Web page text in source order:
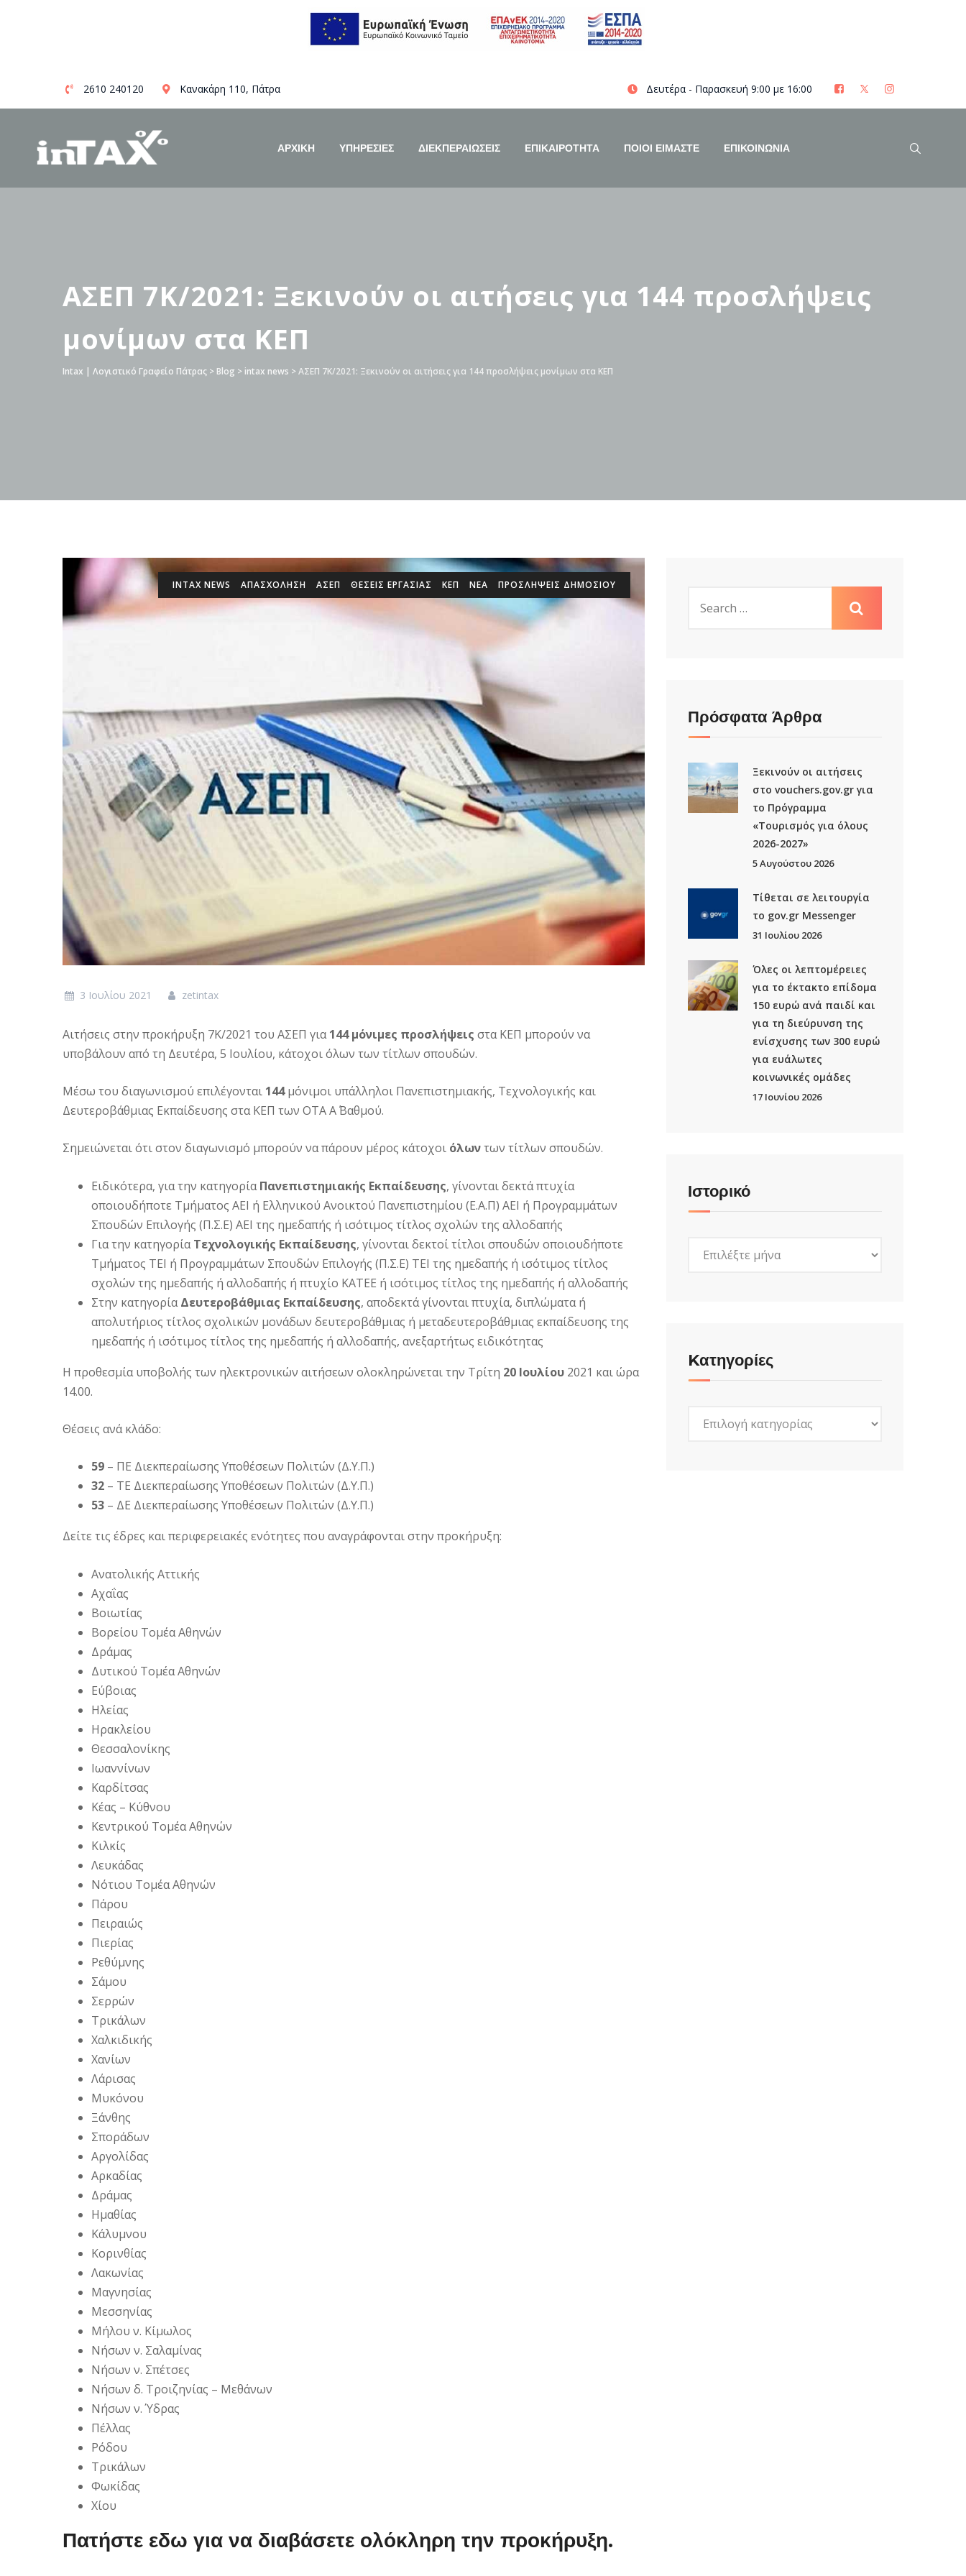
content
2610 240120 Κανακάρη 110, Πάτρα Δευτέρα - Παρασκευή 9:00 με 16:00
ΑΡΧΙΚΗ ΥΠΗΡΕΣΙΕΣ ΔΙΕΚΠΕΡΑΙΩΣΕΙΣ ΕΠΙΚΑΙΡΟΤΗΤΑ ΠΟΙΟΊ ΕΊΜΑΣΤΕ ΕΠΙΚΟΙΝΩΝΙΑ
ΑΣΕΠ 7Κ/2021: Ξεκινούν οι αιτήσεις για 144 προσλήψεις
μονίμων στα ΚΕΠ
Intax | Λογιστικό Γραφείο Πάτρας > Blog > intax news >ΑΣΕΠ 7Κ/2021: Ξεκινούν οι αιτήσεις για 144 προσλήψεις μονίμων στα ΚΕΠ
INTAX NEWS ΑΠΑΣΧΟΛΗΣΗ ΑΣΕΠ ΘΕΣΕΙΣ ΕΡΓΑΣΙΑΣ ΚΕΠ ΝΕΑ ΠΡΟΣΛΉΨΕΙΣ ΔΗΜΟΣΊΟΥ
3 Ιουλίου 2021 zetintax
Αιτήσεις στην προκήρυξη 7Κ/2021 του ΑΣΕΠ για144 μόνιμες προσλήψεις στα ΚΕΠ μπορούν να
υποβάλουν από τη Δευτέρα, 5 Ιουλίου, κάτοχοι όλων των τίτλων σπουδών.
Μέσω του διαγωνισμού επιλέγονται 144μόνιμοι υπάλληλοι Πανεπιστημιακής, Τεχνολογικής και
Δευτεροβάθμιας Εκπαίδευσης στα ΚΕΠ των ΟΤΑ Α΄ Βαθμού.
Σημειώνεται ότι στον διαγωνισμό μπορούν να πάρουν μέρος κάτοχοι όλωντων τίτλων σπουδών.
Ειδικότερα, για την κατηγορίαΠανεπιστημιακής Εκπαίδευσης, γίνονται δεκτά πτυχία
οποιουδήποτε Τμήματος ΑΕΙ ή Ελληνικού Ανοικτού Πανεπιστημίου (Ε.Α.Π) ΑΕΙ ή Προγραμμάτων
Σπουδών Επιλογής (Π.Σ.Ε) ΑΕΙ της ημεδαπής ή ισότιμος τίτλος σχολών της αλλοδαπής
Για την κατηγορίαΤεχνολογικής Εκπαίδευσης, γίνονται δεκτοί τίτλοι σπουδών οποιουδήποτε
Τμήματος ΤΕΙ ή Προγραμμάτων Σπουδών Επιλογής (Π.Σ.Ε) ΤΕΙ της ημεδαπής ή ισότιμος τίτλος
σχολών της ημεδαπής ή αλλοδαπής ή πτυχίο ΚΑΤΕΕ ή ισότιμος τίτλος της ημεδαπής ή αλλοδαπής
Στην κατηγορίαΔευτεροβάθμιας Εκπαίδευσης, αποδεκτά γίνονται πτυχία, διπλώματα ή
απολυτήριος τίτλος σχολικών μονάδων δευτεροβάθμιας ή μεταδευτεροβάθμιας εκπαίδευσης της
ημεδαπής ή ισότιμος τίτλος της ημεδαπής ή αλλοδαπής, ανεξαρτήτως ειδικότητας
Η προθεσμία υποβολής των ηλεκτρονικών αιτήσεων ολοκληρώνεται την Τρίτη 20 Ιουλίου 2021 και ώρα
14.00.
Θέσεις ανά κλάδο:
59 – ΠΕ Διεκπεραίωσης Υποθέσεων Πολιτών (Δ.Υ.Π.)
32 – ΤΕ Διεκπεραίωσης Υποθέσεων Πολιτών (Δ.Υ.Π.)
53 – ΔΕ Διεκπεραίωσης Υποθέσεων Πολιτών (Δ.Υ.Π.)
Δείτε τις έδρες και περιφερειακές ενότητες που αναγράφονται στην προκήρυξη:
Ανατολικής Αττικής
Αχαΐας
Βοιωτίας
Βορείου Τομέα Αθηνών
Δράμας
Δυτικού Τομέα Αθηνών
Εύβοιας
Ηλείας
Ηρακλείου
Θεσσαλονίκης
Ιωαννίνων
Καρδίτσας
Κέας – Κύθνου
Κεντρικού Τομέα Αθηνών
Κιλκίς
Λευκάδας
Νότιου Τομέα Αθηνών
Πάρου
Πειραιώς
Πιερίας
Ρεθύμνης
Σάμου
Σερρών
Τρικάλων
Χαλκιδικής
Χανίων
Λάρισας
Μυκόνου
Ξάνθης
Σποράδων
Αργολίδας
Αρκαδίας
Δράμας
Ημαθίας
Κάλυμνου
Κορινθίας
Λακωνίας
Μαγνησίας
Μεσσηνίας
Μήλου ν. Κίμωλος
Νήσων ν. Σαλαμίνας
Νήσων ν. Σπέτσες
Νήσων δ. Τροιζηνίας – Μεθάνων
Νήσων ν. Ύδρας
Πέλλας
Ρόδου
Τρικάλων
Φωκίδας
Χίου
Πατήστε εδω για να διαβάσετε ολόκληρη την προκήρυξη.
Πρόσφατα Άρθρα
Ξεκινούν οι αιτήσεις
στο vouchers.gov.gr για
το Πρόγραμμα
«Τουρισμός για όλους
2026-2027»
5 Αυγούστου 2026
Τίθεται σε λειτουργία
το gov.gr Μessenger
31 Ιουλίου 2026
Όλες οι λεπτομέρειες
για το έκτακτο επίδομα
150 ευρώ ανά παιδί και
για τη διεύρυνση της
ενίσχυσης των 300 ευρώ
για ευάλωτες
κοινωνικές ομάδες
17 Ιουνίου 2026
Ιστορικό
Kατηγορίες